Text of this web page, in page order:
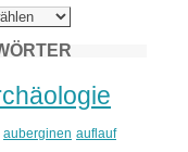
auberginen auflauf